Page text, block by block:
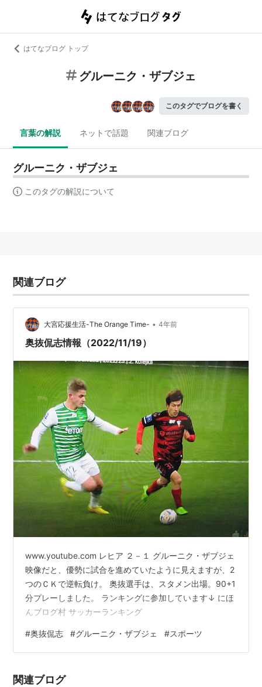
はてなブログ トップ
グルーニク・ザブジェ
このタグでブログを書く
言葉の解説 ネットで話題 関連ブログ
グルーニク・ザブジェ
このタグの解説について
関連ブログ
大宮応援生活-The Orange Time- • 4年前
奥抜侃志情報（2022/11/19）
www.youtube.com レヒア ２－１ グルーニク・ザブジェ
映像だと、優勢に試合を進めていたように見えますが、2
つのＣＫで逆転負け。 奥抜選手は、スタメン出場。90+1
分プレーしました。 ランキングに参加しています↓ にほ
んブログ村 サッカーランキング
#奥抜侃志 #グルーニク・ザブジェ #スポーツ
関連ブログ